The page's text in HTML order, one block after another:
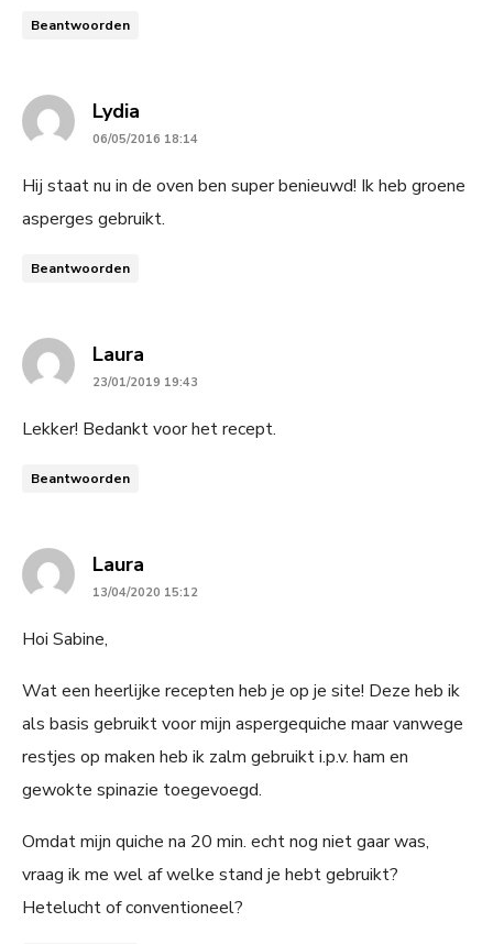
Beantwoorden
Lydia
06/05/2016 18:14
Hij staat nu in de oven ben super benieuwd! Ik heb groene
asperges gebruikt.
Beantwoorden
Laura
23/01/2019 19:43
Lekker! Bedankt voor het recept.
Beantwoorden
Laura
13/04/2020 15:12
Hoi Sabine,
Wat een heerlijke recepten heb je op je site! Deze heb ik
als basis gebruikt voor mijn aspergequiche maar vanwege
restjes op maken heb ik zalm gebruikt i.p.v. ham en
gewokte spinazie toegevoegd.
Omdat mijn quiche na 20 min. echt nog niet gaar was,
vraag ik me wel af welke stand je hebt gebruikt?
Hetelucht of conventioneel?